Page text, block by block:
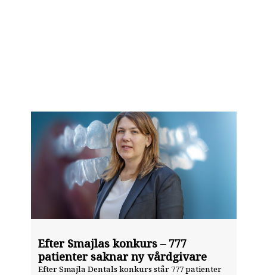
Efter Smajlas konkurs – 777
patienter saknar ny vårdgivare
Efter Smajla Dentals konkurs står 777 patienter